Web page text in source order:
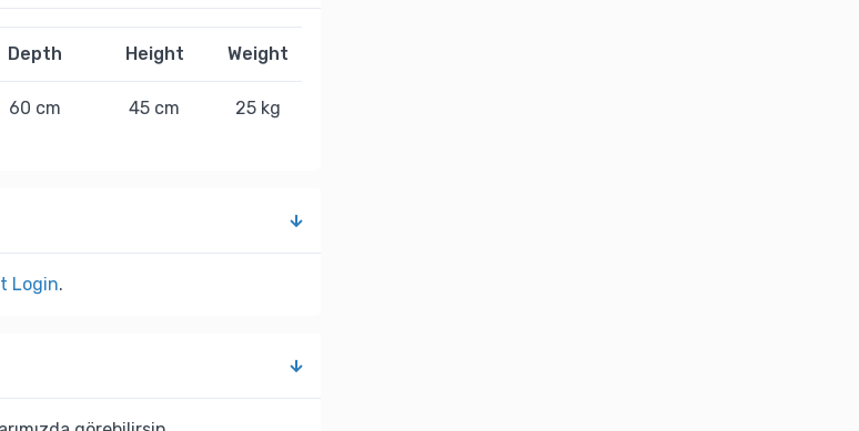
Depth Height Weight
60 cm 45 cm 25 kg
Login.